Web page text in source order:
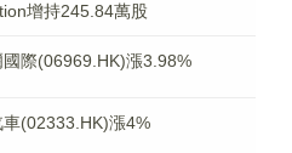
增持245.84萬股
國際(06969.HK)漲3.98%
車(02333.HK)漲4%